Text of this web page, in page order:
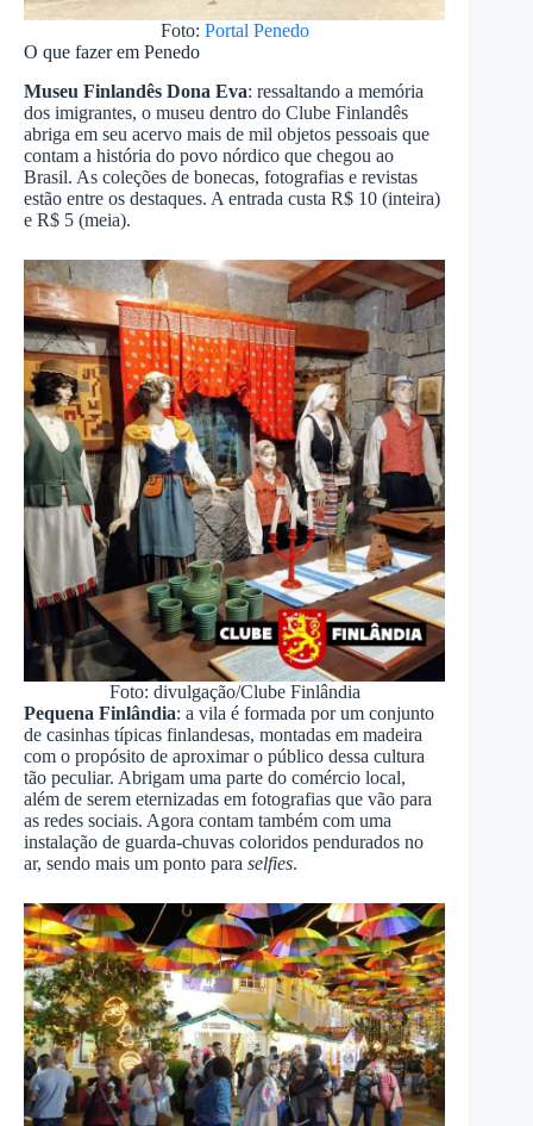
Foto: Portal Penedo
O que fazer em Penedo
Museu Finlandês Dona Eva: ressaltando a memória
dos imigrantes, o museu dentro do Clube Finlandês
abriga em seu acervo mais de mil objetos pessoais que
contam a história do povo nórdico que chegou ao
Brasil. As coleções de bonecas, fotografias e revistas
estão entre os destaques. A entrada custa R$ 10 (inteira)
e R$ 5 (meia).
Foto: divulgação/Clube Finlândia
Pequena Finlândia: a vila é formada por um conjunto
de casinhas típicas finlandesas, montadas em madeira
com o propósito de aproximar o público dessa cultura
tão peculiar. Abrigam uma parte do comércio local,
além de serem eternizadas em fotografias que vão para
as redes sociais. Agora contam também com uma
instalação de guarda-chuvas coloridos pendurados no
ar, sendo mais um ponto para selfies.